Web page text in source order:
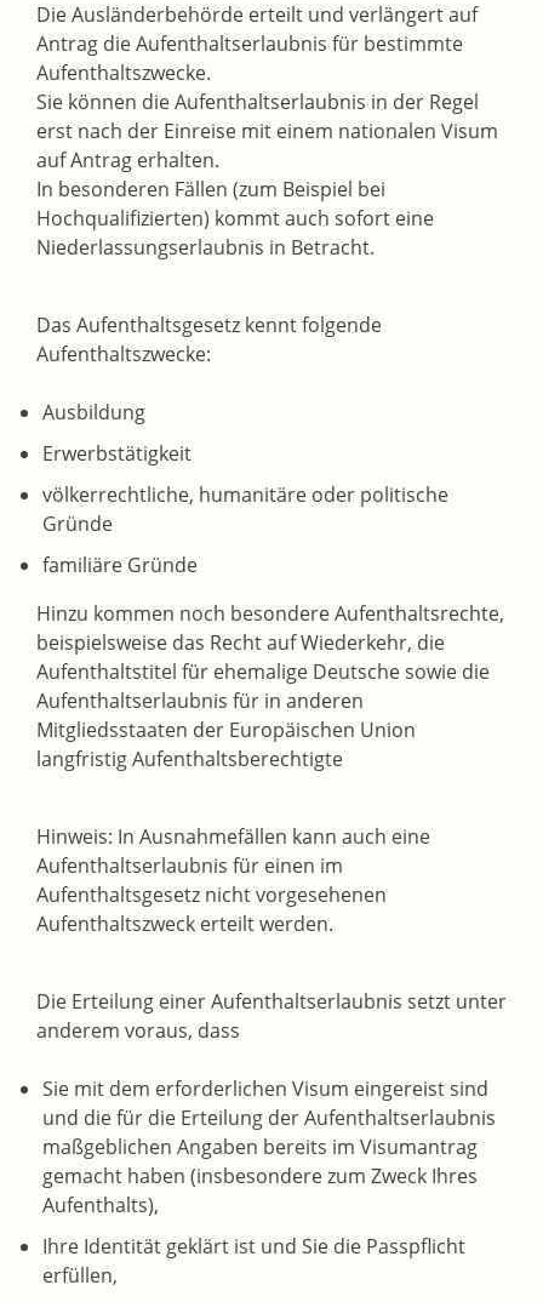
Die Ausländerbehörde erteilt und verlängert auf
Antrag die Aufenthaltserlaubnis für bestimmte
Aufenthaltszwecke.
Sie können die Aufenthaltserlaubnis in der Regel
erst nach der Einreise mit einem nationalen Visum
auf Antrag erhalten.
In besonderen Fällen (zum Beispiel bei
Hochqualifizierten) kommt auch sofort eine
Niederlassungserlaubnis in Betracht.
Das Aufenthaltsgesetz kennt folgende
Aufenthaltszwecke:
Ausbildung
Erwerbstätigkeit
völkerrechtliche, humanitäre oder politische
Gründe
familiäre Gründe
Hinzu kommen noch besondere Aufenthaltsrechte,
beispielsweise das Recht auf Wiederkehr, die
Aufenthaltstitel für ehemalige Deutsche sowie die
Aufenthaltserlaubnis für in anderen
Mitgliedsstaaten der Europäischen Union
langfristig Aufenthaltsberechtigte
Hinweis: In Ausnahmefällen kann auch eine
Aufenthaltserlaubnis für einen im
Aufenthaltsgesetz nicht vorgesehenen
Aufenthaltszweck erteilt werden.
Die Erteilung einer Aufenthaltserlaubnis setzt unter
anderem voraus, dass
Sie mit dem erforderlichen Visum eingereist sind
und die für die Erteilung der Aufenthaltserlaubnis
maßgeblichen Angaben bereits im Visumantrag
gemacht haben (insbesondere zum Zweck Ihres
Aufenthalts),
Ihre Identität geklärt ist und Sie die Passpflicht
erfüllen,